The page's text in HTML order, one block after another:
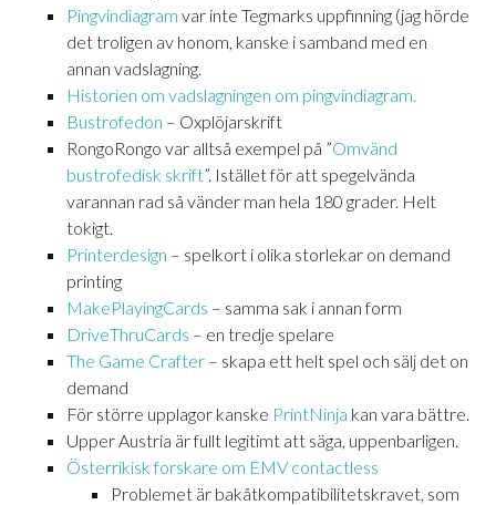
Pingvindiagram var inte Tegmarks uppfinning (jag hörde
det troligen av honom, kanske i samband med en
annan vadslagning.
Historien om vadslagningen om pingvindiagram.
Bustrofedon – Oxplöjarskrift
RongoRongo var alltså exempel på ”Omvänd
bustrofedisk skrift”. Istället för att spegelvända
varannan rad så vänder man hela 180 grader. Helt
tokigt.
Printerdesign – spelkort i olika storlekar on demand
printing
MakePlayingCards – samma sak i annan form
DriveThruCards – en tredje spelare
The Game Crafter – skapa ett helt spel och sälj det on
demand
För större upplagor kanske PrintNinja kan vara bättre.
Upper Austria är fullt legitimt att säga, uppenbarligen.
Österrikisk forskare om EMV contactless
Problemet är bakåtkompatibilitetskravet, som